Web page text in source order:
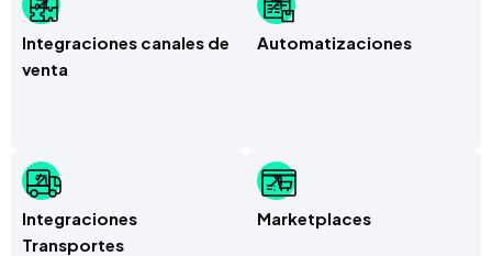
Integraciones canales de
venta
Automatizaciones
Integraciones
Transportes
Marketplaces